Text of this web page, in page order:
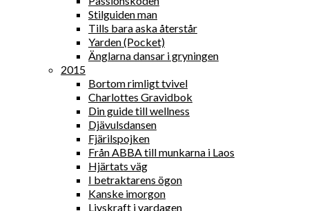
Stilguiden man
Tills bara aska återstår
Yarden (Pocket)
Änglarna dansar i gryningen
2015
Bortom rimligt tvivel
Charlottes Gravidbok
Din guide till wellness
Djävulsdansen
Fjärilspojken
Från ABBA till munkarna i Laos
Hjärtats väg
I betraktarens ögon
Kanske imorgon
Livskraft i vardagen